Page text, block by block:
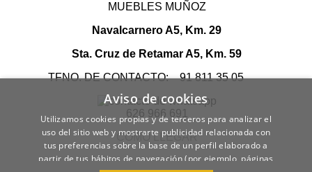
MUEBLES MUÑOZ
Navalcarnero A5, Km. 29
Sta. Cruz de Retamar A5, Km. 59
TFNO. DE CONTACTO: 91 811 35 05
626 966 691
COMO LLEGAR
Aviso de cookies
Utilizamos cookies propias y de terceros para analizar el
uso del sitio web y mostrarte publicidad relacionada con
tus preferencias sobre la base de un perfil elaborado a
partir de tus hábitos de navegación (por ejemplo, páginas